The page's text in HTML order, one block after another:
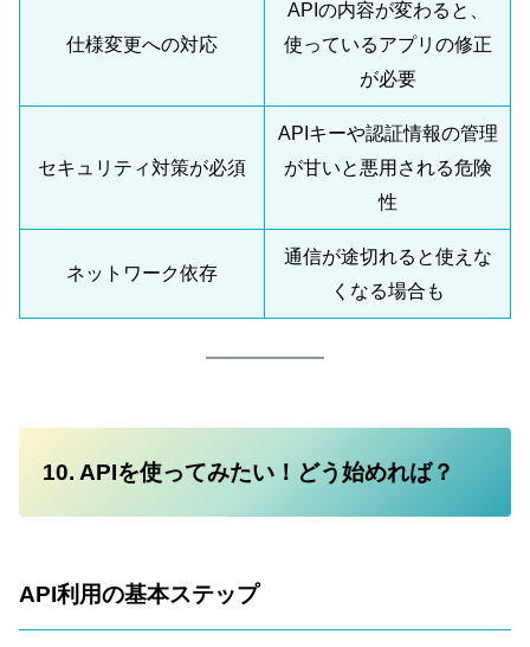
仕様変更への対応
APIの内容が変わると、
使っているアプリの修正
が必要
セキュリティ対策が必須
APIキーや認証情報の管理
が甘いと悪用される危険
性
ネットワーク依存
通信が途切れると使えな
くなる場合も
10. APIを使ってみたい！どう始めれば？
API利用の基本ステップ